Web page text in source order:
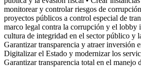
monitorear y controlar riesgos de
proyectos públicos a control especial de
marco legal contra la corrupción y el lobby
cultura de integridad en el sector público y
Garantizar transparencia y atraer inversión
Digitalizar el Estado y modernizar los
Garantizar transparencia total en el manejo